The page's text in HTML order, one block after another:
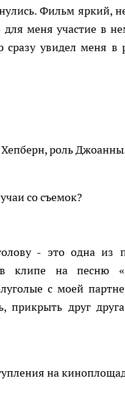
Фильм яркий,
для меня участие в
сразу увидел меня
роль
со съемок?
- это одна из
клипе на песню
с моей
прикрыть друг
на